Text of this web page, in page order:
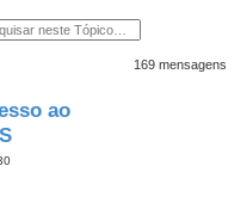
avançada
169 mensagens
ao